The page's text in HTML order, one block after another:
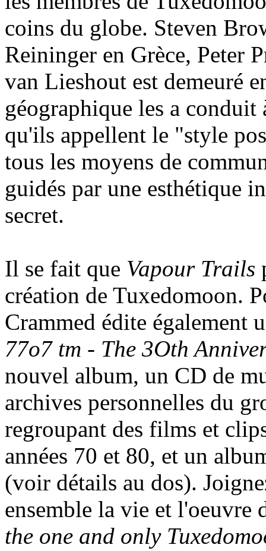
coins du globe. Steven
Reininger en Grèce, Peter
van Lieshout est demeuré
géographique les a
qu'ils appellent le "style
tous les moyens de
guidés par une esthétique
secret.
Il se fait que Vapour Trails
création de Tuxedomoon.
Crammed édite
77o7 tm - The 3Oth
nouvel album, un CD de
archives personnelles du
regroupant des films et
années 70 et 80, et un
(voir détails au dos).
ensemble la vie et l'oeuvre
the one and only